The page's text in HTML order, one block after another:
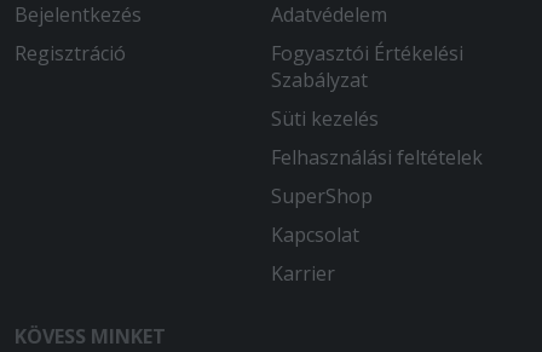
Bejelentkezés
Regisztráció
Adatvédelem
Fogyasztói Értékelési
Szabályzat
Süti kezelés
Felhasználási feltételek
SuperShop
Kapcsolat
Karrier
KÖVESS MINKET